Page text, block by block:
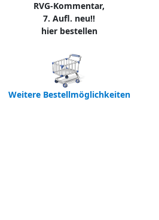
RVG-Kommentar,
7. Aufl. neu!!
hier bestellen
Weitere Bestellmöglichkeiten